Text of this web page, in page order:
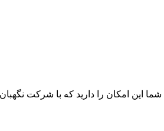
شما این امکان را دارید که با شرکت